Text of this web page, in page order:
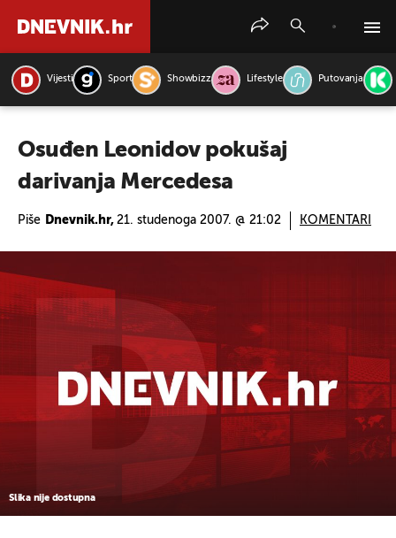
Vijesti Sport Showbizz Lifestyle Putovanja
Osuđen Leonidov pokušaj
darivanja Mercedesa
Piše Dnevnik.hr, 21. studenoga 2007. @ 21:02 KOMENTARI
Slika nije dostupna
PRETRAŽITE VIJESTI